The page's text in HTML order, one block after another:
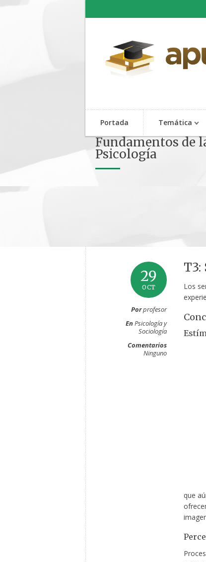
Portada Temática
Fundamentos de
Psicología
29
OCT
Porprofesor
EnPsicología y
Sociología
Comentarios
Ninguno
Los
que